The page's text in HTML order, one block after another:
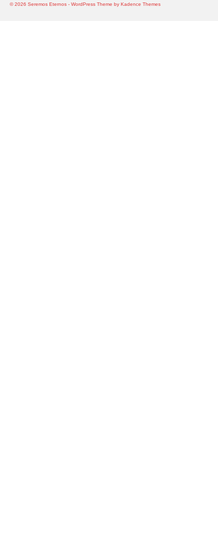
© 2026 Seremos Eternos - WordPress Theme by Kadence Themes